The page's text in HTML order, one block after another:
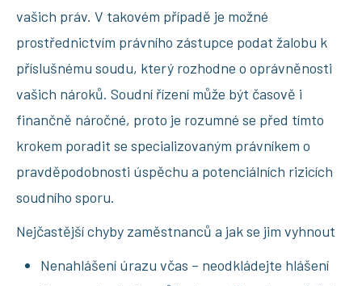
vašich práv. V takovém případě je možné
prostřednictvím právního zástupce podat žalobu k
příslušnému soudu, který rozhodne o oprávněnosti
vašich nároků. Soudní řízení může být časově i
finančně náročné, proto je rozumné se před tímto
krokem poradit se specializovaným právníkem o
pravděpodobnosti úspěchu a potenciálních rizicích
soudního sporu.
Nejčastější chyby zaměstnanců a jak se jim vyhnout
Nenahlášení úrazu včas – neodkládejte hlášení